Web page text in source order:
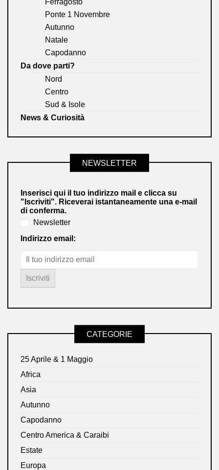
Ponte 1 Novembre
Autunno
Natale
Capodanno
Da dove parti?
Nord
Centro
Sud & Isole
News & Curiosità
NEWSLETTER
Inserisci qui il tuo indirizzo mail e clicca su
"Iscriviti". Riceverai istantaneamente una e-mail
di conferma.
Newsletter
Indirizzo email:
CATEGORIE
25 Aprile & 1 Maggio
Africa
Asia
Autunno
Capodanno
Centro America & Caraibi
Estate
Europa